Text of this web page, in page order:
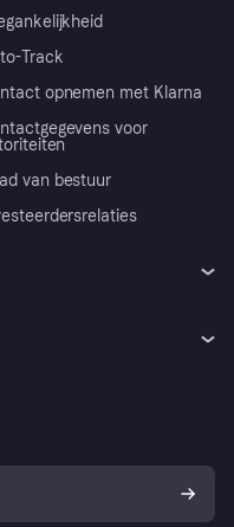
Track
opnemen met Klarna
voor
van bestuur